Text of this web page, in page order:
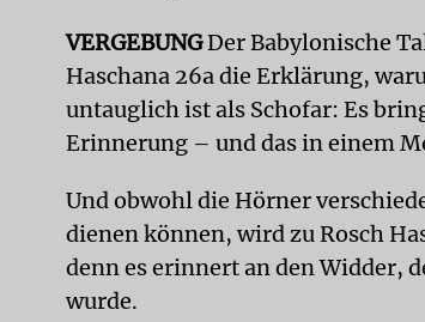
VERGEBUNGDer Babylonische
Haschana 26a die Erklärung,
untauglich ist als Schofar: Es
Erinnerung – und das in einem
Und obwohl die Hörner
dienen können, wird zu Rosch
denn es erinnert an den Widder,
wurde.